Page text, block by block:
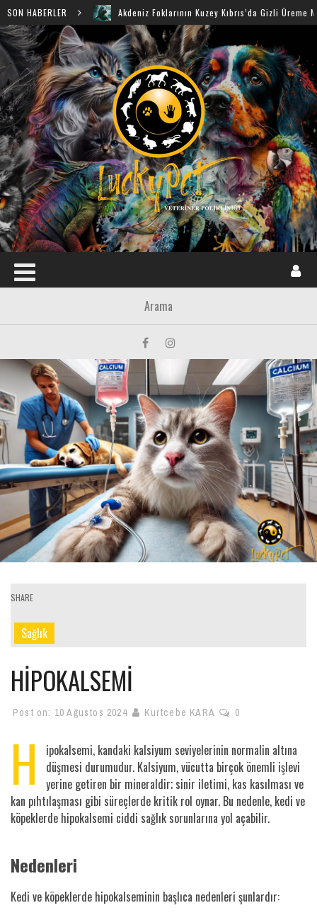
SON HABERLER Akdeniz Foklarının Kuzey Kıbrıs’da Gizli Üreme
SHARE
Sağlık
HİPOKALSEMİ
Post on: 10 Ağustos 2024 Kurtcebe KARA 0
H
ipokalsemi, kandaki kalsiyum seviyelerinin normalin altına
düşmesi durumudur. Kalsiyum, vücutta birçok önemli işlevi
yerine getiren bir mineraldir; sinir iletimi, kas kasılması ve
kan pıhtılaşması gibi süreçlerde kritik rol oynar. Bu nedenle, kedi ve
köpeklerde hipokalsemi ciddi sağlık sorunlarına yol açabilir.
Nedenleri
Kedi ve köpeklerde hipokalseminin başlıca nedenleri şunlardır: